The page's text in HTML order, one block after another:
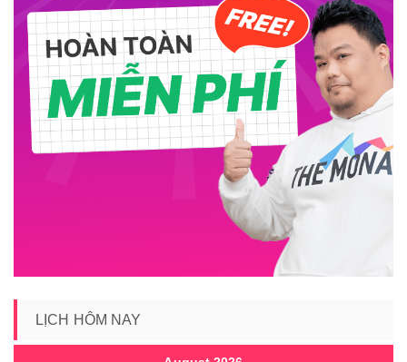
LỊCH HÔM NAY